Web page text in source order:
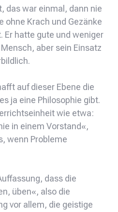
das war einmal, dann nie
ohne Krach und Gezänke
Er hatte gute und weniger
aber sein Einsatz
auf dieser Ebene die
ja eine Philosophie gibt.
wie etwa:
in einem Vorstand«,
wenn Probleme
dass die
üben«, also die
vor allem, die geistige